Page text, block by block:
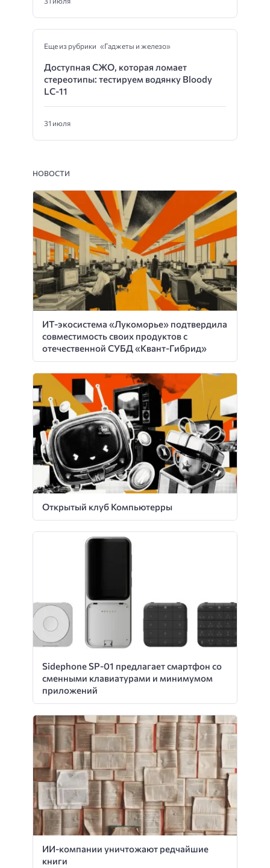
Еще из рубрики «Гаджеты и железо»
Доступная СЖО, которая ломает
стереотипы: тестируем водянку Bloody
LC-11
31 июля
НОВОСТИ
ИТ-экосистема «Лукоморье» подтвердила
совместимость своих продуктов с
отечественной СУБД «Квант-Гибрид»
Открытый клуб Компьютерры
Sidephone SP-01 предлагает смартфон со
сменными клавиатурами и минимумом
приложений
ИИ-компании уничтожают редчайшие
книги